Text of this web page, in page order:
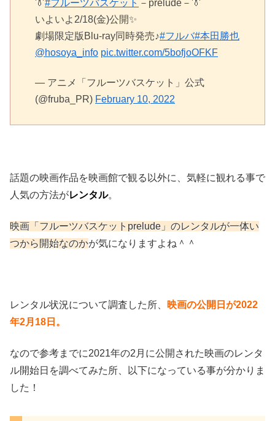
👔#フルーツバスケット －prelude－👔
いよいよ2/18(金)公開✨
劇場限定版Blu-ray同時発売♪#フルバ#本田勝也
@hosoya_info pic.twitter.com/5bofjoOFKF
— アニメ「フルーツバスケット」公式
(@fruba_PR) February 10, 2022
話題の映画作品を映画館で観る以外に、気軽に観れる事で
人気の方法がレンタル。
映画「フルーツバスケットprelude」のレンタルが一体い
つから開始なのかが気になりますよね＾＾
レンタル状況について調査した所、 映画の公開日が2022
年2月18日。
なので参考までに2021年の2月に公開された映画のレンタ
ル開始日を調べてみた所、以下になっている事が分かりま
した！